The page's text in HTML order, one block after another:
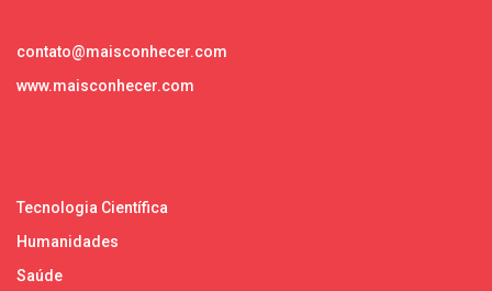
contato@maisconhecer.com
www.maisconhecer.com
Tecnologia Científica
Humanidades
Saúde